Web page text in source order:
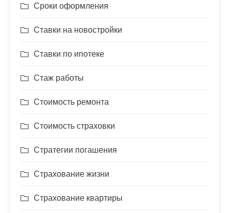
Сроки оформления
Ставки на новостройки
Ставки по ипотеке
Стаж работы
Стоимость ремонта
Стоимость страховки
Стратегии погашения
Страхование жизни
Страхование квартиры